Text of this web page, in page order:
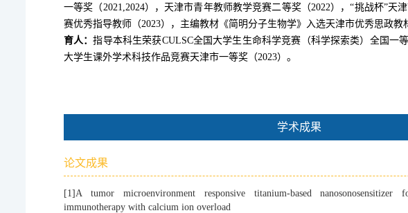
一等奖（2021,2024），天津市青年教师教学竞赛二等奖（2022），“挑战杯”天
赛优秀指导教师（2023），主编教材《简明分子生物学》入选天津市优秀思政教
育人：指导本科生荣获CULSC全国大学生生命科学竞赛（科学探索类）全国一等
大学生课外学术科技作品竞赛天津市一等奖（2023）。
学术成果
论文成果
[1]A tumor microenvironment responsive titanium-based nanosonosensitizer
immunotherapy with calcium ion overload